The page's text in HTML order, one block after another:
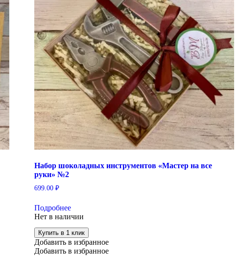
Набор шоколадных инструментов «Мастер на все
руки» №2
699.00 ₽
Подробнее
Нет в наличии
Купить в 1 клик
Добавить в избранное
Добавить в избранное